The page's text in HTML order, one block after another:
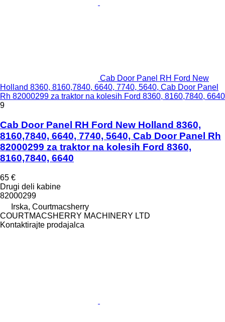
Cab Door Panel RH Ford New
Holland 8360, 8160,7840, 6640, 7740, 5640, Cab Door Panel
Rh 82000299 za traktor na kolesih Ford 8360, 8160,7840, 6640
9
Cab Door Panel RH Ford New Holland 8360,
8160,7840, 6640, 7740, 5640, Cab Door Panel Rh
82000299 za traktor na kolesih Ford 8360,
8160,7840, 6640
65 €
Drugi deli kabine
82000299
Irska, Courtmacsherry
COURTMACSHERRY MACHINERY LTD
Kontaktirajte prodajalca